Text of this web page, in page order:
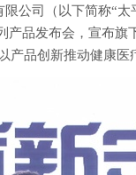
公司（以下简称“
产品发布会，宣布
产品创新推动健康医